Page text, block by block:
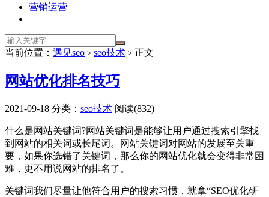
营销运营
当前位置： 遇见seo > seo技术 > 正文
网站优化排名技巧
2021-09-18 分类： seo技术 阅读(832)
什么是网站关键词?网站关键词是能够让用户通过搜索引擎找
到网站的相关词或长尾词。网站关键词对网站的发展至关重
要，如果你选错了关键词，那么你的网站优化就会变得非常困
难，更不用说网站的排名了。
关键词我们尽量让他符合用户的搜索习惯，就拿“SEO优化研